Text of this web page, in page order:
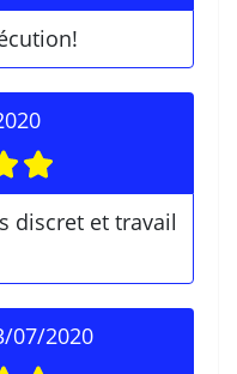
discret et travail
07/2020